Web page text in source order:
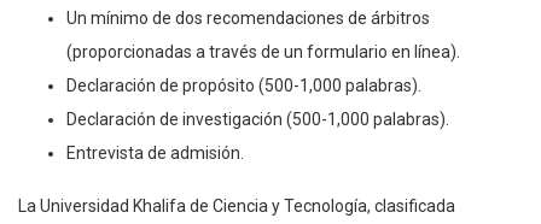
Un mínimo de dos recomendaciones de árbitros
(proporcionadas a través de un formulario en línea).
Declaración de propósito (500-1,000 palabras).
Declaración de investigación (500-1,000 palabras).
Entrevista de admisión.
La Universidad Khalifa de Ciencia y Tecnología, clasificada